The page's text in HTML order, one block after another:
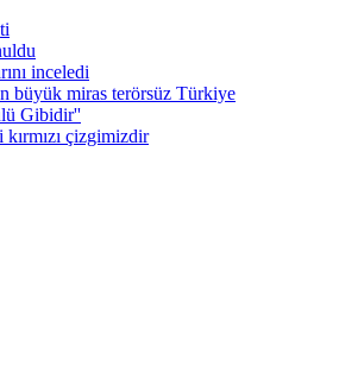
inceledi
büyük miras terörsüz Türkiye
Gibidir''
kırmızı çizgimizdir